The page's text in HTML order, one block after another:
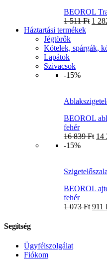
BEOROL
1 511Ft 1
Háztartási termékek
Jégtörők
Kötelek, spárgák,
Lapátok
Szivacsok
-15%
BEOROL
fehér
16 839Ft 14
-15%
BEOROL
fehér
1 073Ft 911
Segítség
Ügyfélszolgálat
Fiókom